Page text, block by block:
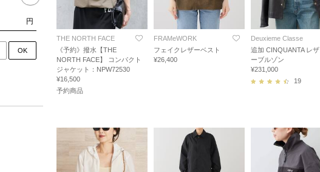
円
OK
THE NORTH FACE
《予約》撥水【THE
NORTH FACE】 コンパクト
ジャケット：NPW72530
¥16,500
予約商品
FRAMeWORK
フェイクレザーベスト
¥26,400
Deuxieme Classe
追加 CINQUANTA レザ
ーブルゾン
¥231,000
19